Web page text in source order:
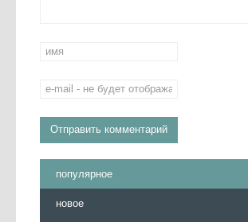
популярное
новое